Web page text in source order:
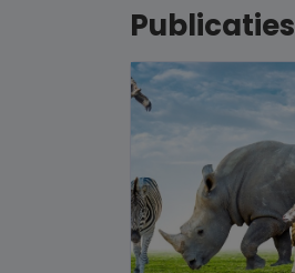
Publicaties